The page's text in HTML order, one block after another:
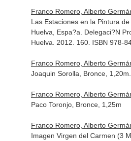
Franco Romero, Alberto
Las Estaciones en la Pintura
Huelva, Espa?a. Delegaci?N
Huelva. 2012. 160. ISBN 978-
Franco Romero, Alberto
Joaquin Sorolla, Bronce,
Franco Romero, Alberto
Paco Toronjo, Bronce, 1,25m
Franco Romero, Alberto
Imagen Virgen del Carmen (3